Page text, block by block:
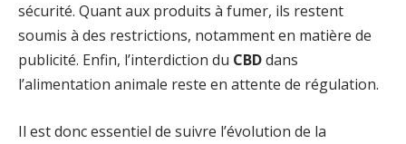
sécurité. Quant aux produits à fumer, ils restent
soumis à des restrictions, notamment en matière de
publicité. Enfin, l’interdiction du CBDdans
l’alimentation animale reste en attente de régulation.
Il est donc essentiel de suivre l’évolution de la